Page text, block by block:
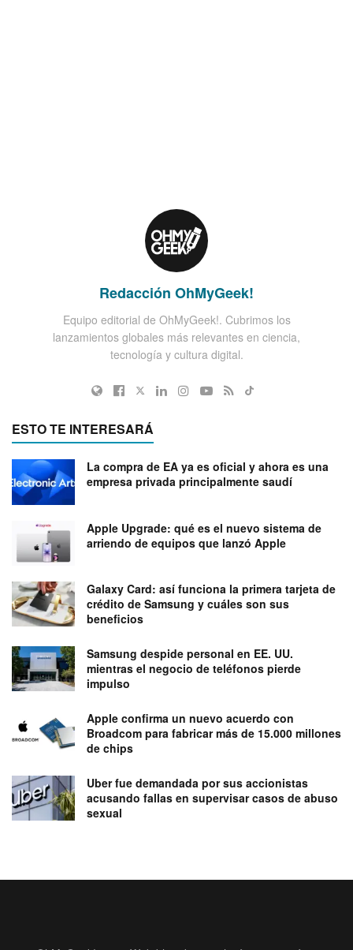
Redacción OhMyGeek!
Equipo editorial de OhMyGeek!. Cubrimos los
lanzamientos globales más relevantes en ciencia,
tecnología y cultura digital.
ESTO TE INTERESARÁ
La compra de EA ya es oficial y ahora es una
empresa privada principalmente saudí
Apple Upgrade: qué es el nuevo sistema de
arriendo de equipos que lanzó Apple
Galaxy Card: así funciona la primera tarjeta de
crédito de Samsung y cuáles son sus
beneficios
Samsung despide personal en EE. UU.
mientras el negocio de teléfonos pierde
impulso
Apple confirma un nuevo acuerdo con
Broadcom para fabricar más de 15.000 millones
de chips
Uber fue demandada por sus accionistas
acusando fallas en supervisar casos de abuso
sexual